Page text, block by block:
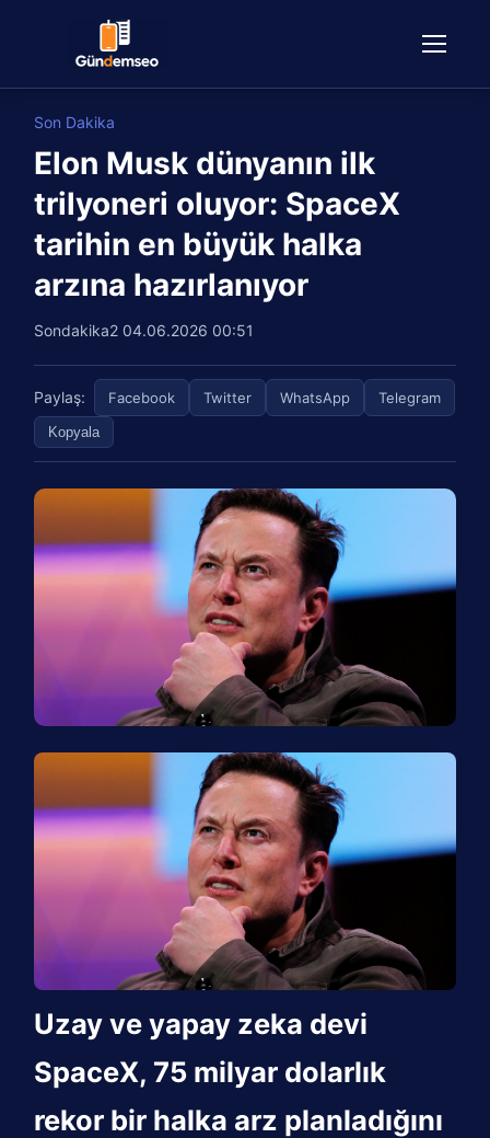
Son Dakika
Elon Musk dünyanın ilk
trilyoneri oluyor: SpaceX
tarihin en büyük halka
arzına hazırlanıyor
Sondakika2 04.06.2026 00:51
Paylaş: Facebook Twitter WhatsApp Telegram
Kopyala
Uzay ve yapay zeka devi
SpaceX, 75 milyar dolarlık
rekor bir halka arz planladığını